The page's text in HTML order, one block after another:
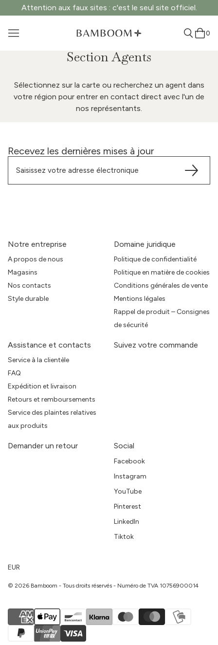
Attention aux faux sites : c'est le seul site officiel.
0
Section Agents
Sélectionnez sur la carte ou recherchez un agent dans
votre région pour entrer en contact direct avec l'un de
nos représentants.
Recevez les dernières mises à jour
Notre entreprise
A propos de nous
Magasins
Nos contacts
Style durable
Domaine juridique
Politique de confidentialité
Politique en matière de cookies
Conditions générales de vente
Mentions légales
Rappel de produit – Consignes
de sécurité
Assistance et contacts
Service à la clientèle
FAQ
Expédition et livraison
Retours et remboursements
Service des plaintes relatives
aux produits
Suivez votre commande
Demander un retour Social
Facebook
Instagram
YouTube
Pinterest
LinkedIn
Tiktok
EUR
© 2026 Bamboom - Tous droits réservés - Numéro de TVA 10756900014